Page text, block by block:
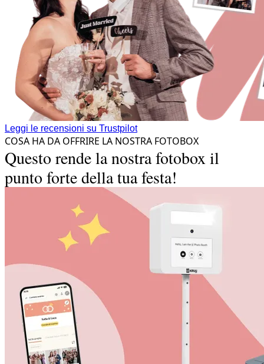
Leggi le recensioni su Trustpilot
COSA HA DA OFFRIRE LA NOSTRA FOTOBOX
Questo rende la nostra fotobox il
punto forte della tua festa!